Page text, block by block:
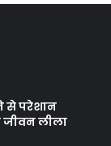
से परेशान
लीला